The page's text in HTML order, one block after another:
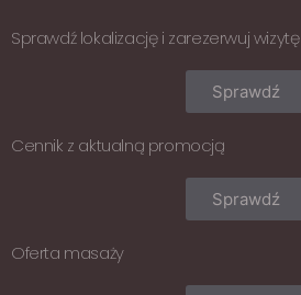
Sprawdź lokalizację i zarezerwuj wizytę
Sprawdź
Cennik z aktualną promocją
Sprawdź
Oferta masaży